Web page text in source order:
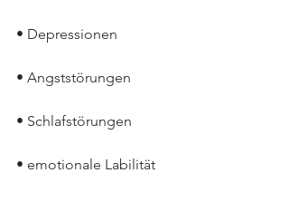
• Depressionen
• Angststörungen
• Schlafstörungen
• emotionale Labilität